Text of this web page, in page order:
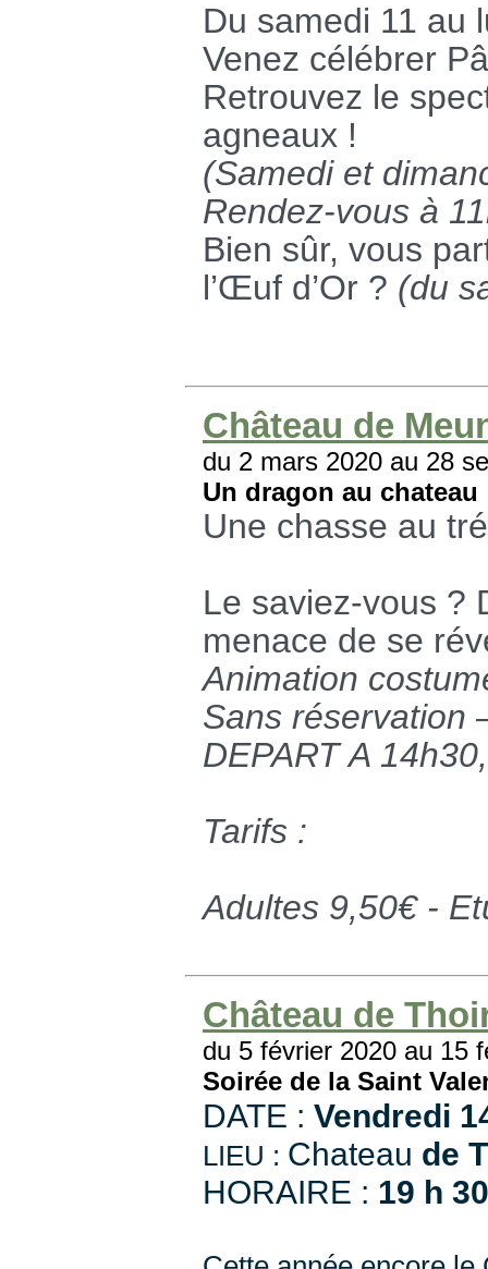
Du samedi 11 au
Venez célébrer
Retrouvez le
agneaux !
(Samedi et
Rendez-vous à
Bien sûr, vous
l’Œuf d’Or ? (du
Château de
du 2 mars 2020 au 28
Un dragon au chateau
Une chasse au
Le saviez-vous ?
menace de se
Animation
Sans réservation
DEPART A
Tarifs :
Adultes 9,50€ -
Château de
du 5 février 2020 au 15
Soirée de la Saint
DATE : Vendredi
LIEU : Chateau de
HORAIRE : 19 h 30